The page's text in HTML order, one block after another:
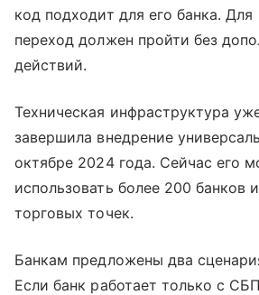
код подходит для его банка. Для
переход должен пройти без
действий.
Техническая инфраструктура
завершила внедрение
октябре 2024 года. Сейчас его
использовать более 200 банков
торговых точек.
Банкам предложены два
Если банк работает только с